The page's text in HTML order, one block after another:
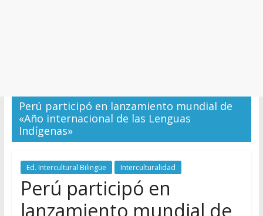
Perú participó en lanzamiento mundial de
«Año internacional de las Lenguas
Indígenas»
Ed. Intercultural Bilingüe Interculturalidad
Perú participó en
lanzamiento mundial de